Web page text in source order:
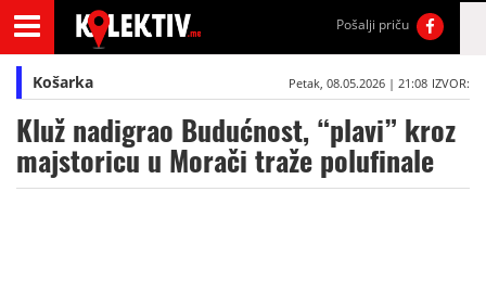
Pošalji priču
Košarka Petak, 08.05.2026 | 21:08 IZVOR:
Kluž nadigrao Budućnost, “plavi” kroz
majstoricu u Morači traže polufinale